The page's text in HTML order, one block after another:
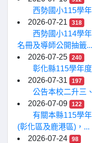
西勢國小115學
2026-07-21
318
西勢國小114學
名冊及導師公開抽籤...
2026-07-25
240
彰化縣115學年
2026-07-31
197
公告本校二升三
2026-07-09
122
有關本縣115學
(彰化區及鹿港區)，...
2026-07-24
98